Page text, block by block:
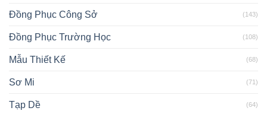
Đồng Phục Công Sở (143)
Đồng Phục Trường Học (108)
Mẫu Thiết Kế (68)
Sơ Mi (71)
Tạp Dề (64)